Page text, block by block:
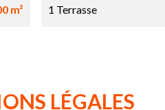
m² 1 Terrasse
LÉGALES